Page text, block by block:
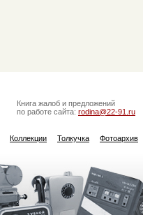
Книга жалоб и предложений
по работе сайта: rodina@22-91.ru
Коллекции Толкучка Фотоархив